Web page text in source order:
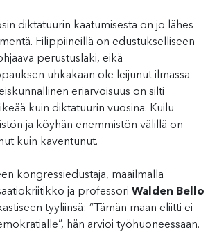
diktatuurin kaatumisesta on jo lähes
Filippiineillä on edustukselliseen
perustuslaki, eikä
uhkakaan ole leijunut ilmassa
eriarvoisuus on silti
kuin diktatuurin vuosina. Kuilu
ja köyhän enemmistön välillä on
kuin kaventunut.
kongressiedustaja, maailmalla
ja professori Walden Bello
tyyliinsä: ”Tämän maan eliitti ei
hän arvioi työhuoneessaan.